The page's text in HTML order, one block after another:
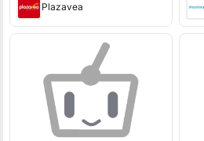
Plazavea